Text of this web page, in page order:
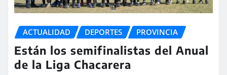
ACTUALIDAD DEPORTES PROVINCIA
Están los semifinalistas del Anual
de la Liga Chacarera